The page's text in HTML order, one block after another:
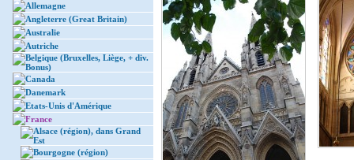
Allemagne
Angleterre (Great Britain)
Australie
Autriche
Belgique (Bruxelles, Liège, + div.
Bonus)
Canada
Danemark
Etats-Unis d'Amérique
France
Alsace (région), dans Grand
Est
Bourgogne (région)